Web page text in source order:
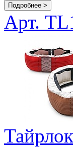
Подробнее >
Арт.